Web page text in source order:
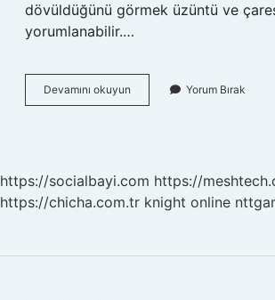
dövüldüğünü görmek üzüntü ve
yorumlanabilir.…
Devamını okuyun
Birini
Yorum Bırak
https://socialbayi.com https://
https://chicha.com.tr knight online